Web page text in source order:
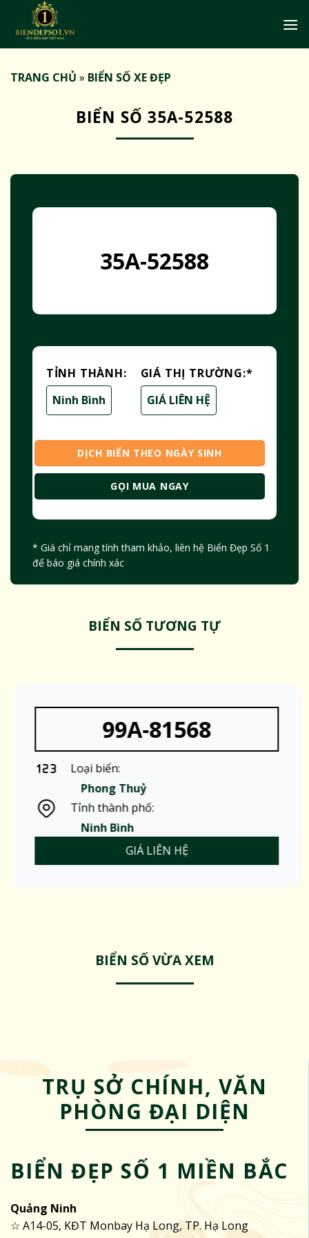
TRANG CHỦ » BIỂN SỐ XE ĐẸP
BIỂN SỐ 35A-52588
35A-52588
TỈNH THÀNH:
Ninh Bình
GIÁ THỊ TRƯỜNG:*
GIÁ LIÊN HỆ
DỊCH BIỂN THEO NGÀY SINH
GỌI MUA NGAY
* Giá chỉ mang tính tham khảo, liên hệ Biển Đẹp Số 1
để báo giá chính xác
BIỂN SỐ TƯƠNG TỰ
99A-81568
Loại biển:
Phong Thuỷ
Tỉnh thành phố:
Ninh Bình
GIÁ LIÊN HỆ
BIỂN SỐ VỪA XEM
TRỤ SỞ CHÍNH, VĂN
PHÒNG ĐẠI DIỆN
BIỂN ĐẸP SỐ 1 MIỀN BẮC
Quảng Ninh
☆ A14-05, KĐT Monbay Hạ Long, TP. Hạ Long